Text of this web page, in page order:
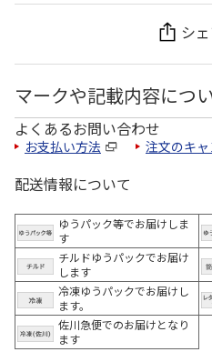
シ
マークや記載内容につ
よくあるお問い合わせ
お支払い方法 注文のキ
配送情報について
ゆうパック等でお届けしま
す
チルドゆうパックでお届け
します
冷凍ゆうパックでお届けし
ます。
佐川急便でのお届けとなり
ます